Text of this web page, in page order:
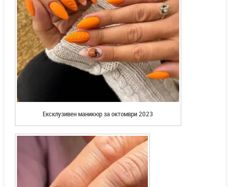
Ексклузивен маникюр за октомври 2023